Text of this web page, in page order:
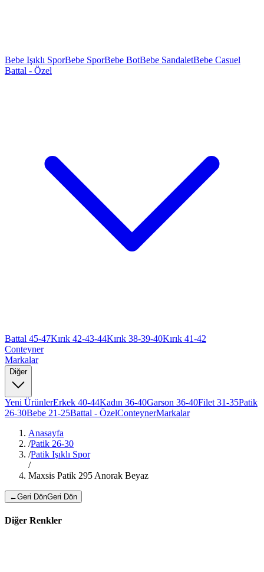
Bebe Işıklı SporBebe SporBebe BotBebe SandaletBebe Casuel
Battal - Özel
Battal 45-47Kırık 42-43-44Kırık 38-39-40Kırık 41-42
Conteyner
Markalar
Diğer
Yeni ÜrünlerErkek 40-44Kadın 36-40Garson 36-40Filet 31-35Patik
26-30Bebe 21-25Battal - ÖzelConteynerMarkalar
Anasayfa
/Patik 26-30
/Patik Işıklı Spor
/
Maxsis Patik 295 Anorak Beyaz
←Geri DönGeri Dön
Diğer Renkler